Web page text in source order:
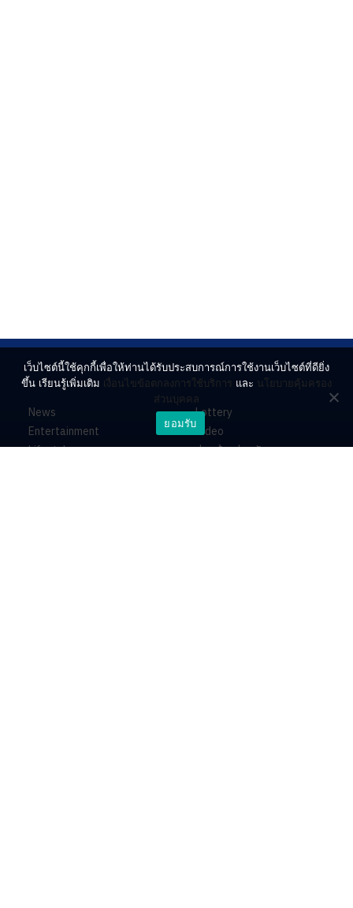
News
Entertainment
Lifestyle
Lottery
Video
ร่วมด้วยช่วยกัน
เว็บไซต์นี้ใช้คุกกี้เพื่อให้ท่านได้รับประสบการณ์การใช้งานเว็บไซต์ที่ดียิ่ง
ขึ้น เรียนรู้เพิ่มเติม เงื่อนไขข้อตกลงการใช้บริการ และ นโยบายคุ้มครอง
ส่วนบุคคล
ยอมรับ